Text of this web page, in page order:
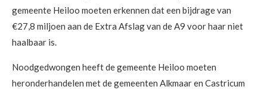
gemeente Heiloo moeten erkennen dat een bijdrage van
€27,8 miljoen aan de Extra Afslag van de A9 voor haar niet
haalbaar is.
Noodgedwongen heeft de gemeente Heiloo moeten
heronderhandelen met de gemeenten Alkmaar en Castricum